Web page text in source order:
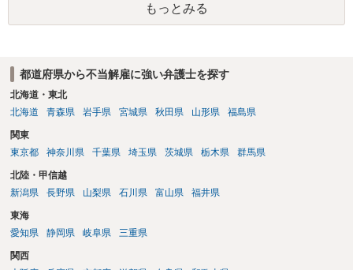
もっとみる
都道府県から不当解雇に強い弁護士を探す
北海道・東北
北海道
青森県 岩手県 宮城県 秋田県 山形県 福島県
関東
東京都
神奈川県 千葉県 埼玉県 茨城県 栃木県 群馬県
北陸・甲信越
新潟県
長野県 山梨県 石川県 富山県 福井県
東海
愛知県
静岡県 岐阜県 三重県
関西